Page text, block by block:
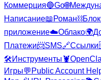
Коммерция🔵Go🌐
Написание📖 Роман⛓️
приложение☁️Облако🌍
Платежи📨SMS🔗Ссылки
🛠️Инструменты 🦞
Игры💬 Public Account